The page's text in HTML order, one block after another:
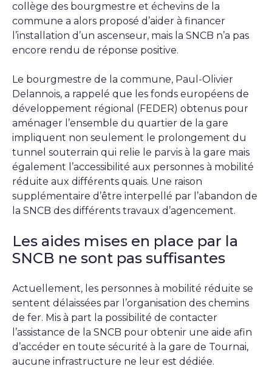
collège des bourgmestre et échevins de la
commune a alors proposé d’aider à financer
l’installation d’un ascenseur, mais la SNCB n’a pas
encore rendu de réponse positive.
Le bourgmestre de la commune, Paul-Olivier
Delannois, a rappelé que les fonds européens de
développement régional (FEDER) obtenus pour
aménager l’ensemble du quartier de la gare
impliquent non seulement le prolongement du
tunnel souterrain qui relie le parvis à la gare mais
également l’accessibilité aux personnes à mobilité
réduite aux différents quais. Une raison
supplémentaire d’être interpellé par l’abandon de
la SNCB des différents travaux d’agencement.
Les aides mises en place par la
SNCB ne sont pas suffisantes
Actuellement, les personnes à mobilité réduite se
sentent délaissées par l’organisation des chemins
de fer. Mis à part la possibilité de contacter
l’assistance de la SNCB pour obtenir une aide afin
d’accéder en toute sécurité à la gare de Tournai,
aucune infrastructure ne leur est dédiée.